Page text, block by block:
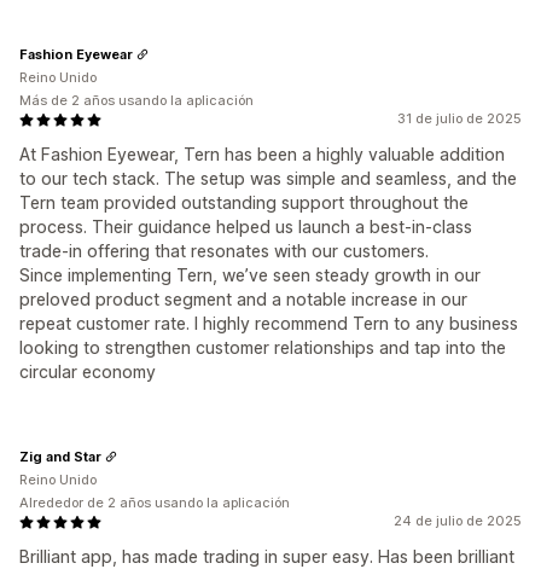
31 de julio de 2025
At Fashion Eyewear, Tern has been a highly valuable addition
to our tech stack. The setup was simple and seamless, and the
Tern team provided outstanding support throughout the
process. Their guidance helped us launch a best-in-class
trade-in offering that resonates with our customers.
Since implementing Tern, we’ve seen steady growth in our
preloved product segment and a notable increase in our
repeat customer rate. I highly recommend Tern to any business
looking to strengthen customer relationships and tap into the
circular economy
Fashion Eyewear
Reino Unido
Más de 2 años usando la aplicación
24 de julio de 2025
Brilliant app, has made trading in super easy. Has been brilliant
Zig and Star
Reino Unido
Alrededor de 2 años usando la aplicación